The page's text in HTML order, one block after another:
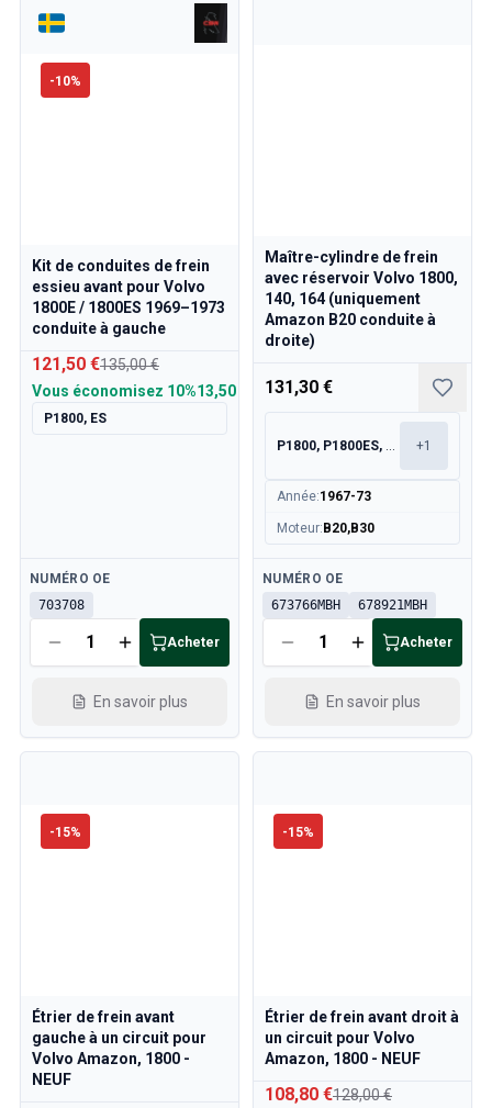
-10%
Kit de conduites de frein
essieu avant pour Volvo
1800E / 1800ES 1969–1973
conduite à gauche
121,50 €135,00 €
Vous économisez 10%13,50 €
P1800, ES
Disponible
NUMÉRO OE
703708
Acheter
En savoir plus
Maître-cylindre de frein
avec réservoir Volvo 1800,
140, 164 (uniquement
Amazon B20 conduite à
droite)
131,30 €
P1800, P1800ES, 140, 164 +1
Année:1967-73
Moteur: B20,B30
Disponible
NUMÉRO OE
673766MBH
678921MBH
Acheter
En savoir plus
-15%
Étrier de frein avant
gauche à un circuit pour
Volvo Amazon, 1800 -
NEUF
-15%
Étrier de frein avant droit à
un circuit pour Volvo
Amazon, 1800 - NEUF
108,80 €128,00 €